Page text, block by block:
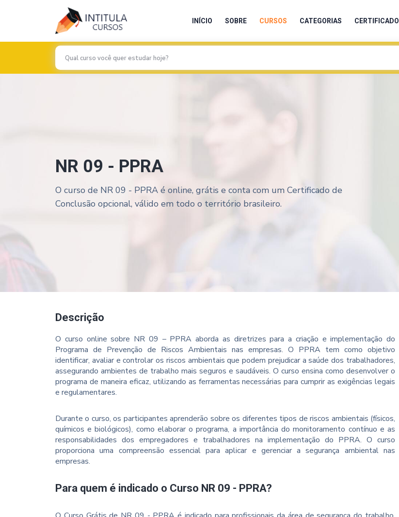
INÍCIO SOBRE CURSOS CATEGORIAS CERTIFICADO
NR 09 - PPRA
O curso de NR 09 - PPRA é online, grátis e conta com um Certificado de
Conclusão opcional, válido em todo o território brasileiro.
Descrição
O curso online sobre NR 09 – PPRA aborda as diretrizes para a criação e implementação do
Programa de Prevenção de Riscos Ambientais nas empresas. O PPRA tem como objetivo
identificar, avaliar e controlar os riscos ambientais que podem prejudicar a saúde dos trabalhadores,
assegurando ambientes de trabalho mais seguros e saudáveis. O curso ensina como desenvolver o
programa de maneira eficaz, utilizando as ferramentas necessárias para cumprir as exigências legais
e regulamentares.
Durante o curso, os participantes aprenderão sobre os diferentes tipos de riscos ambientais (físicos,
químicos e biológicos), como elaborar o programa, a importância do monitoramento contínuo e as
responsabilidades dos empregadores e trabalhadores na implementação do PPRA. O curso
proporciona uma compreensão essencial para aplicar e gerenciar a segurança ambiental nas
empresas.
Para quem é indicado o Curso NR 09 - PPRA?